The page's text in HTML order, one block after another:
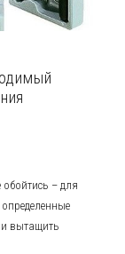
– для
вытащить